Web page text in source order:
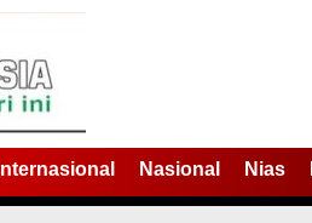
Internasional Nasional Nias